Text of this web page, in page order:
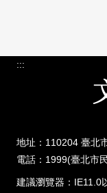
:::
地址：110204 臺北
電話：1999(臺北市
建議瀏覽器：IE11.0